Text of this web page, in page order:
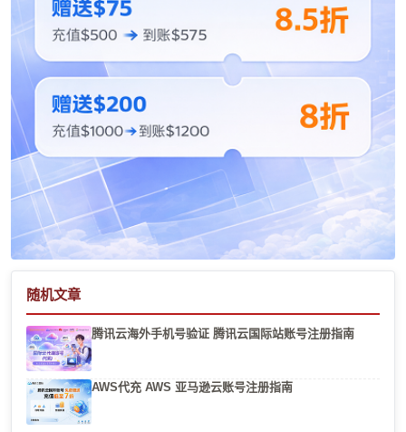
随机文章
腾讯云海外手机号验证 腾讯云国际站账号注册指南
AWS代充 AWS 亚马逊云账号注册指南